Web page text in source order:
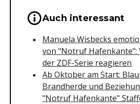
Wichtige Hinweise
Auch interessant
Manuela Wisbecks
von "Notruf Hafenkante":
der ZDF-Serie reagieren
Ab Oktober am Start:
Brandherde und
"Notruf Hafenkante"